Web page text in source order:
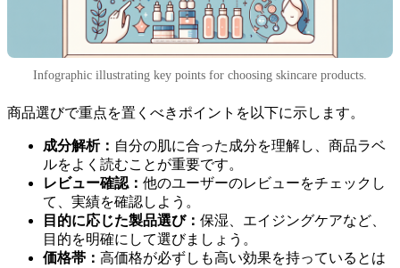
Infographic illustrating key points for choosing skincare products.
商品選びで重点を置くべきポイントを以下に示します。
成分解析： 自分の肌に合った成分を理解し、商品ラベ
ルをよく読むことが重要です。
レビュー確認： 他のユーザーのレビューをチェックし
て、実績を確認しよう。
目的に応じた製品選び： 保湿、エイジングケアなど、
目的を明確にして選びましょう。
価格帯： 高価格が必ずしも高い効果を持っているとは